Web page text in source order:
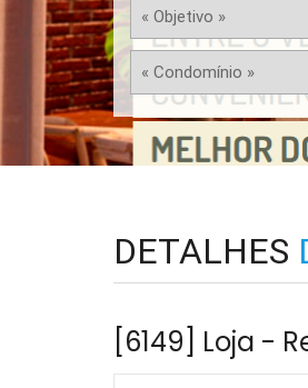
DETALHES
[6149] Loja -